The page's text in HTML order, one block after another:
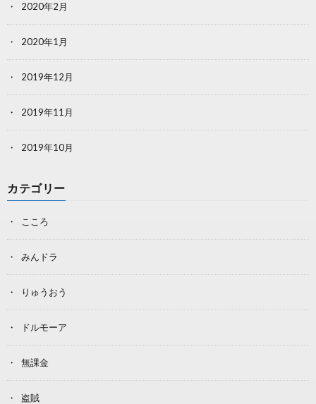
2020年2月
2020年1月
2019年12月
2019年11月
2019年10月
カテゴリー
こころ
みんドラ
りゅうおう
ドルモーア
無課金
盗賊